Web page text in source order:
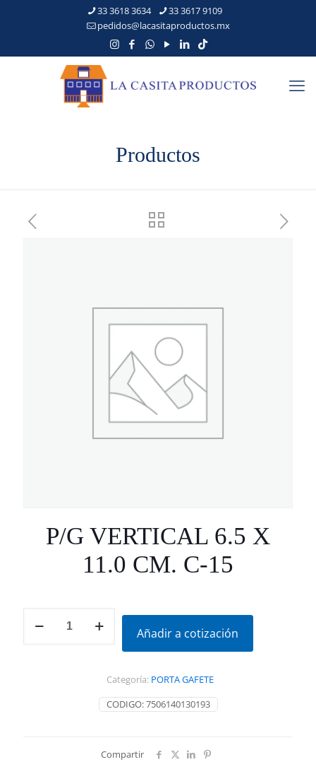
33 3618 3634
33 3617 9109
pedidos@lacasitaproductos.mx
Productos
P/G VERTICAL 6.5 X
11.0 CM. C-15
VERTICAL
Añadir a cotización
CODIGO:7506140130193
Categoría: PORTA GAFETE
Compartir